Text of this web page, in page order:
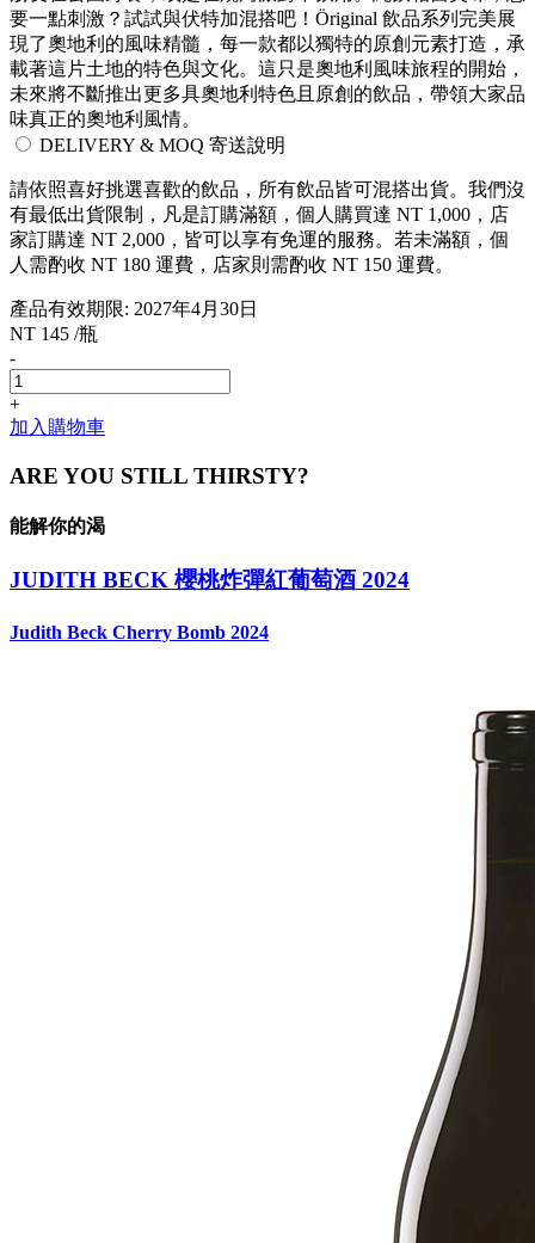
要一點刺激？試試與伏特加混搭吧！Öriginal 飲品系列完美展
現了奧地利的風味精髓，每一款都以獨特的原創元素打造，承
載著這片土地的特色與文化。這只是奧地利風味旅程的開始，
未來將不斷推出更多具奧地利特色且原創的飲品，帶領大家品
味真正的奧地利風情。
DELIVERY & MOQ 寄送說明
請依照喜好挑選喜歡的飲品，所有飲品皆可混搭出貨。我們沒
有最低出貨限制，凡是訂購滿額，個人購買達 NT 1,000，店
家訂購達 NT 2,000，皆可以享有免運的服務。若未滿額，個
人需酌收 NT 180 運費，店家則需酌收 NT 150 運費。
產品有效期限: 2027年4月30日
NT 145 /瓶
-
+
加入購物車
ARE YOU STILL THIRSTY?
能解你的渴
JUDITH BECK 櫻桃炸彈紅葡萄酒 2024
Judith Beck Cherry Bomb 2024